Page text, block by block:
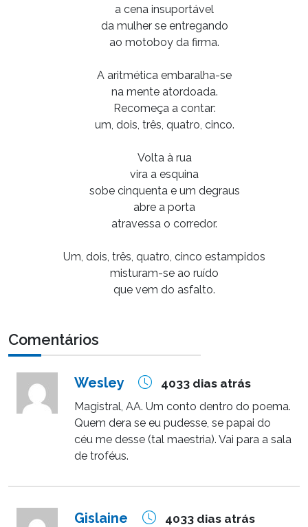
a cena insuportável
da mulher se entregando
ao motoboy da firma.
A aritmética embaralha-se
na mente atordoada.
Recomeça a contar:
um, dois, três, quatro, cinco.
Volta à rua
vira a esquina
sobe cinquenta e um degraus
abre a porta
atravessa o corredor.
Um, dois, três, quatro, cinco estampidos
misturam-se ao ruído
que vem do asfalto.
Comentários
Wesley 4033 dias atrás
Magistral, AA. Um conto dentro do poema.
Quem dera se eu pudesse, se papai do
céu me desse (tal maestria). Vai para a sala
de troféus.
Gislaine 4033 dias atrás